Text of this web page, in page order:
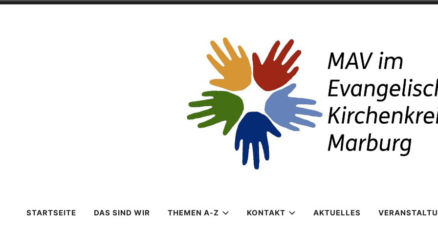
MAV im Kirchenkreis Marburg
STARTSEITE DAS SIND WIR THEMEN A-Z KONTAKT AKTUELLES